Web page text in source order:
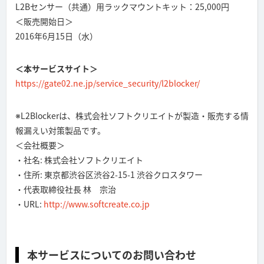
L2Bセンサー（共通）用ラックマウントキット：25,000円
＜販売開始日＞
2016年6月15日（水）
＜本サービスサイト＞
https://gate02.ne.jp/service_security/l2blocker/
※L2Blockerは、株式会社ソフトクリエイトが製造・販売する情
報漏えい対策製品です。
＜会社概要＞
・社名: 株式会社ソフトクリエイト
・住所: 東京都渋谷区渋谷2-15-1 渋谷クロスタワー
・代表取締役社長 林 宗治
・URL: http://www.softcreate.co.jp
本サービスについてのお問い合わせ